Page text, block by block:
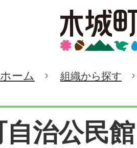
ホーム 組織から探す
治公民館